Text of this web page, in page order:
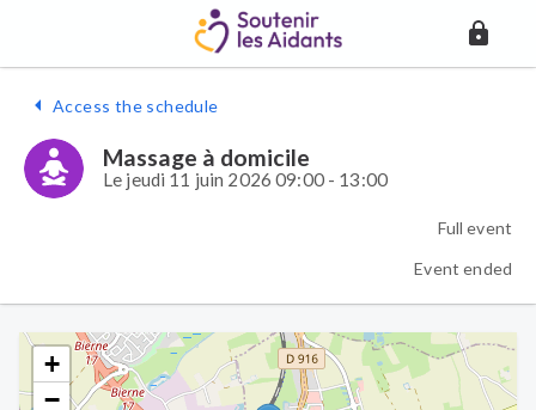
Access the schedule
Massage à domicile
Le jeudi 11 juin 2026 09:00 - 13:00
Full event
Event ended
+
−